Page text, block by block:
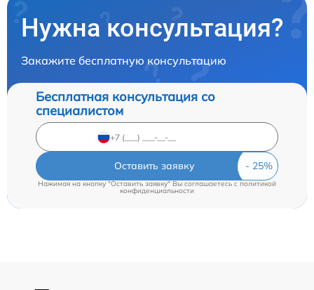
Нужна консультация?
Закажите бесплатную консультацию
Бесплатная консультация со
специалистом
Оставить заявку
Нажимая на кнопку "Оставить заявку" Вы соглашаетесь c политикой
конфиденциальности